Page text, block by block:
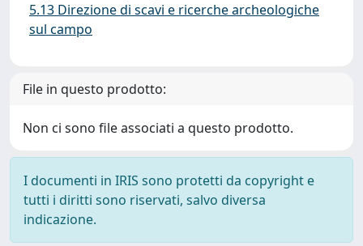
5.13 Direzione di scavi e ricerche archeologiche
sul campo
File in questo prodotto:
Non ci sono file associati a questo prodotto.
I documenti in IRIS sono protetti da copyright e
tutti i diritti sono riservati, salvo diversa
indicazione.